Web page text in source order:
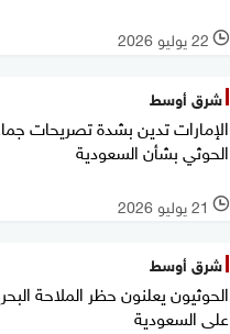
l 22 يوليو 2026
شرق أوسط
الإمارات تدين بشدة تصريحات
الحوثي بشأن السعودية
l 21 يوليو 2026
شرق أوسط
الحوثيون يعلنون حظر الملاحة
على السعودية